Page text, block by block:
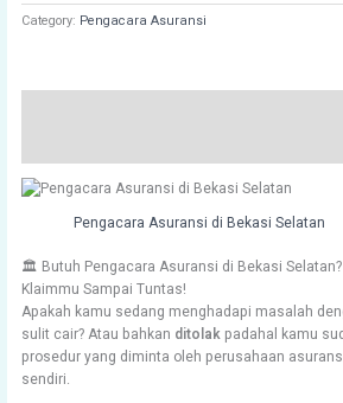
Category: Pengacara Asuransi
Pengacara Asuransi di Bekasi Selatan
🏛️ Butuh Pengacara Asuransi di Bekasi
Klaimmu Sampai Tuntas!
Apakah kamu sedang menghadapi masalah
sulit cair? Atau bahkan ditolak padahal kamu
prosedur yang diminta oleh perusahaan
sendiri.